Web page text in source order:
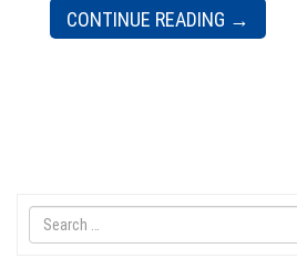
CONTINUE READING →
Search
for